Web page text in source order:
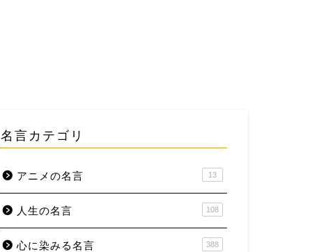
名言カテゴリ
アニメの名言 13
人生の名言 108
心に染みる名言 388